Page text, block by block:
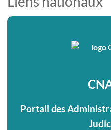
Portail des